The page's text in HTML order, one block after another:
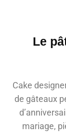
Le
Cake
de gâteaux
mariage,